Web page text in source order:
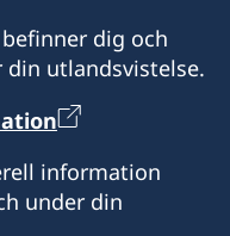
dig och
utlandsvistelse.
information
under din